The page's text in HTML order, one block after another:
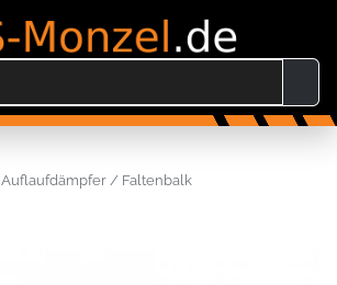
Auflaufdämpfer / Faltenbalk